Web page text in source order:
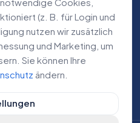
Cookies,
(z. B. für Login und
nutzen wir zusätzlich
und Marketing, um
Sie können Ihre
ändern.